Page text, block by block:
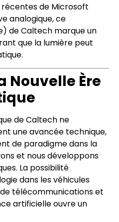
de Microsoft
analogique, ce
de Caltech marque un
que la lumière peut
Nouvelle Ère
de Caltech ne
une avancée technique,
de paradigme dans la
et nous développons
La possibilité
dans les véhicules
télécommunications et
artificielle ouvre un